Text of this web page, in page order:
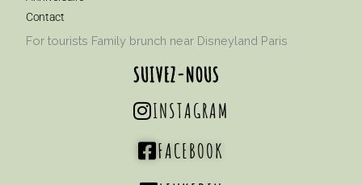
Contact
For tourists Family brunch near Disneyland Paris
SUIVEZ-NOUS
INSTAGRAM
FACEBOOK